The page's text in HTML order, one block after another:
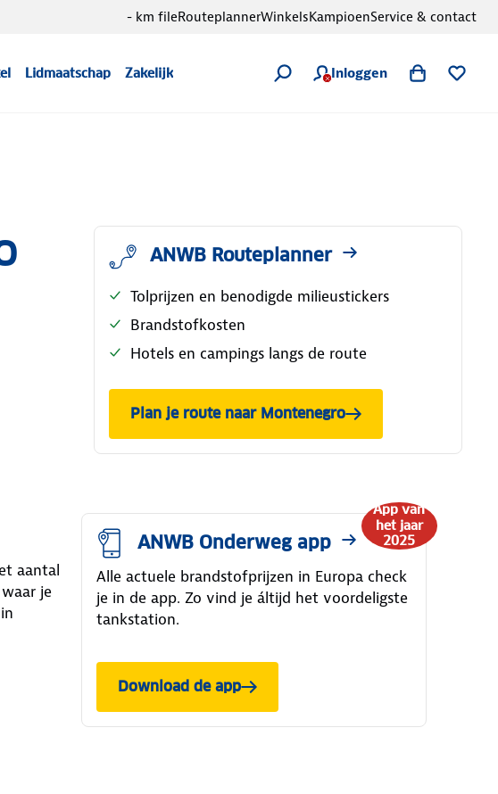
Lidmaatschap Zakelijk Inloggen
- km fileRouteplannerWinkelsKampioenService & contact
ANWB Routeplanner
Tolprijzen en benodigde milieustickers
Brandstofkosten
Hotels en campings langs de route
Plan je route naar Montenegro
aantal
je
in
App van
het jaar
2025
ANWB Onderweg app
Alle actuele brandstofprijzen in Europa check
je in de app. Zo vind je áltijd het voordeligste
tankstation.
Download de app